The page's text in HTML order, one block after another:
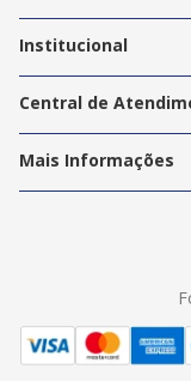
Editar endereços
Institucional
Nossas Lojas
Trabalhe Conosco
Central de
Política de Privacidade
Termos e Condições
Politica de Entrega
Mais Informações
2ª Via Nota Fiscal